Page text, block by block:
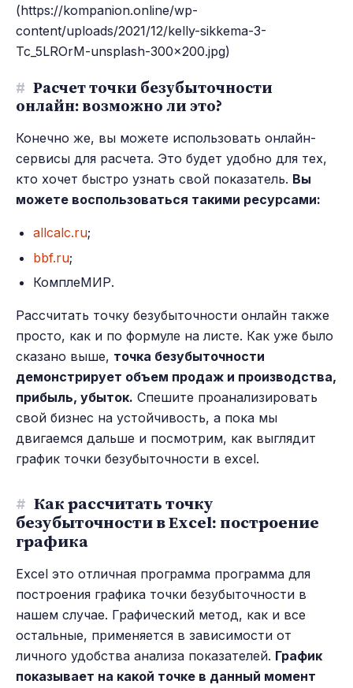
(https://kompanion.online/wp-
content/uploads/2021/12/kelly-sikkema-3-
Tc_5LROrM-unsplash-300x200.jpg)
# Расчет точки безубыточности
онлайн: возможно ли это?
Конечно же, вы можете использовать онлайн-
сервисы для расчета. Это будет удобно для тех,
кто хочет быстро узнать свой показатель. Вы
можете воспользоваться такими ресурсами:
allcalc.ru;
bbf.ru;
КомплеМИР.
Рассчитать точку безубыточности онлайн также
просто, как и по формуле на листе. Как уже было
сказано выше, точка безубыточности
демонстрирует объем продаж и производства,
прибыль, убыток. Спешите проанализировать
свой бизнес на устойчивость, а пока мы
двигаемся дальше и посмотрим, как выглядит
график точки безубыточности в excel.
# Как рассчитать точку
безубыточности в Excel: построение
графика
Еxcel это отличная программа программа для
построения графика точки безубыточности в
нашем случае. Графический метод, как и все
остальные, применяется в зависимости от
личного удобства анализа показателей. График
показывает на какой точке в данный момент